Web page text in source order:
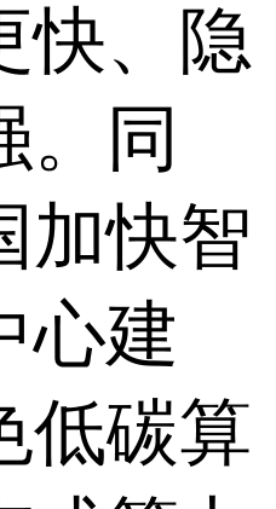
快、隐
。同
加快智
心建
低碳算